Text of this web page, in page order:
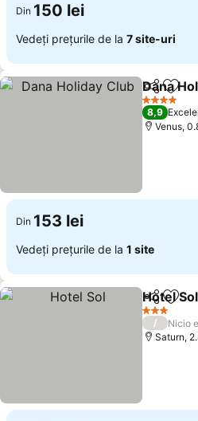
Din 150 lei
Vedeți prețurile de la 7 site-uri
Distribuiți
Dana
4 Stele
8,9
Venus,
Din 153 lei
Vedeți prețurile de la 1 site
Distribuiți
Hotel Sol
3 Stele
/
Nicio
Saturn,